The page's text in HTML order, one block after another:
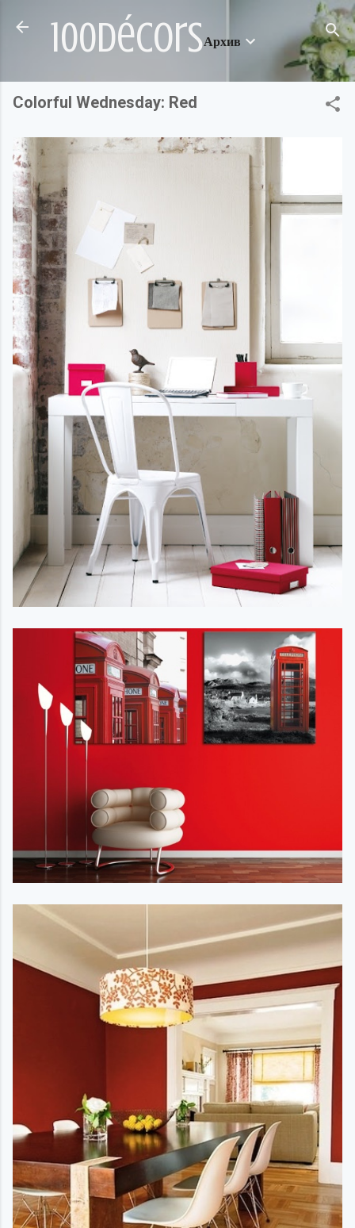
Пропускане към основното съдържание
100décorsАрхив
Colorful Wednesday: Red